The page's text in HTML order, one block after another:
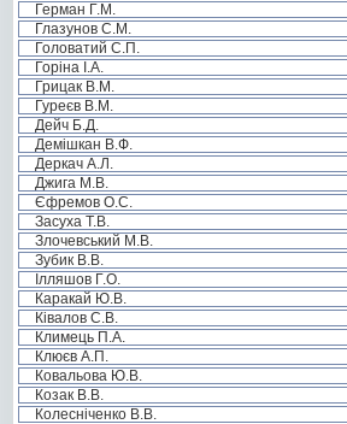
Герман Г.М.
Глазунов С.М.
Головатий С.П.
Горіна І.А.
Грицак В.М.
Гуреєв В.М.
Дейч Б.Д.
Демішкан В.Ф.
Деркач А.Л.
Джига М.В.
Єфремов О.С.
Засуха Т.В.
Злочевський М.В.
Зубик В.В.
Ілляшов Г.О.
Каракай Ю.В.
Ківалов С.В.
Климець П.А.
Клюєв А.П.
Ковальова Ю.В.
Козак В.В.
Колесніченко В.В.